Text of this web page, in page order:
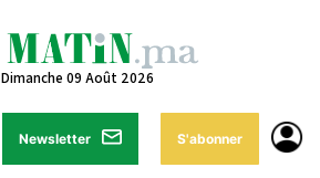
Dimanche 09 Août 2026
Newsletter S'abonner